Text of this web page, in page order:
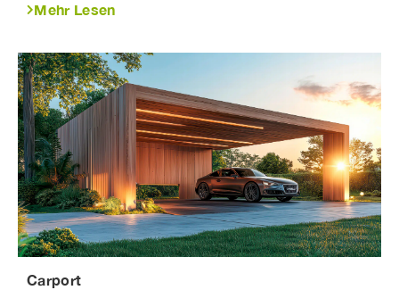
Mehr Lesen
Carport